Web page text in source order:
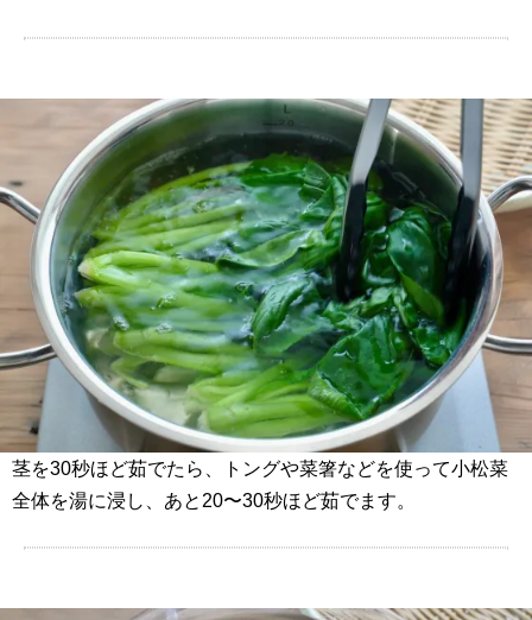
茎を30秒ほど茹でたら、トングや菜箸などを使って小松菜
全体を湯に浸し、あと20〜30秒ほど茹でます。